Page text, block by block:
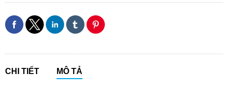
CHI TIẾT MÔ TẢ